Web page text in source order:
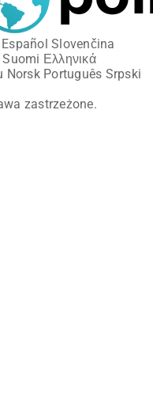
Español Slovenčina
Suomi Ελληνικά
Norsk Português Srpski
zastrzeżone.